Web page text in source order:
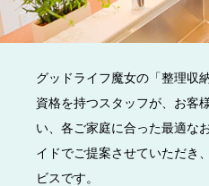
グッドライフ魔女の「整理収
資格を持つスタッフが、お客
い、各ご家庭に合った最適な
イドでご提案させていただき
ビスです。